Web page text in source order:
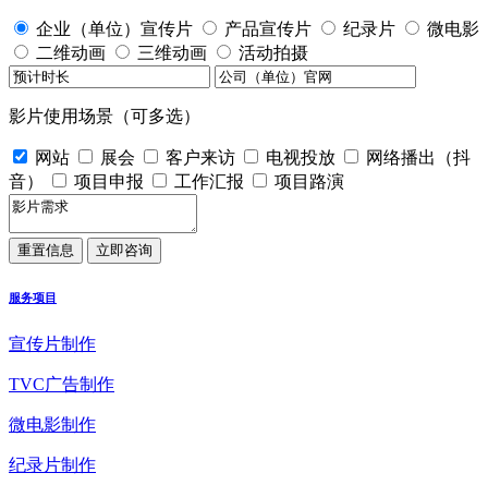
企业（单位）宣传片 产品宣传片 纪录片
微电影
二维动画
三维动画 活动拍摄
影片使用场景（可多选）
网站 展会 客户来访 电视投放
网络播出（抖
音）
项目申报 工作汇报 项目路演
服务项目
宣传片制作
TVC广告制作
微电影制作
纪录片制作